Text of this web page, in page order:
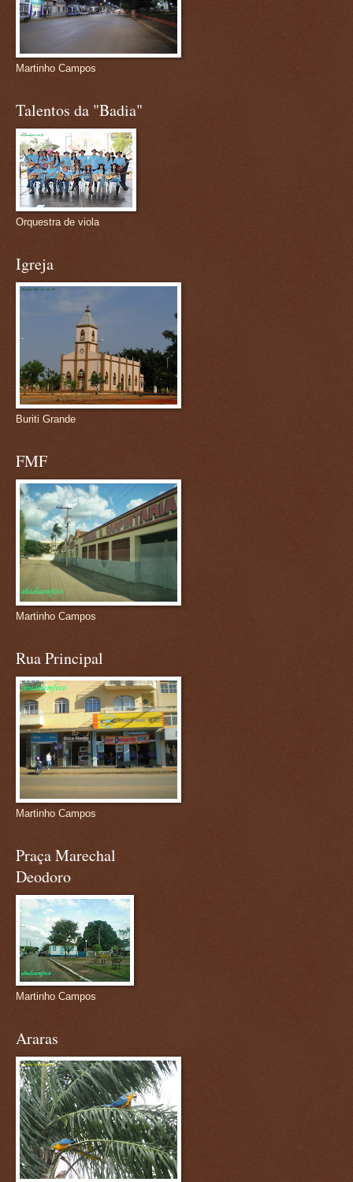
Martinho Campos
Talentos da "Badia"
Orquestra de viola
Igreja
Buriti Grande
FMF
Martinho Campos
Rua Principal
Martinho Campos
Praça Marechal
Deodoro
Martinho Campos
Araras